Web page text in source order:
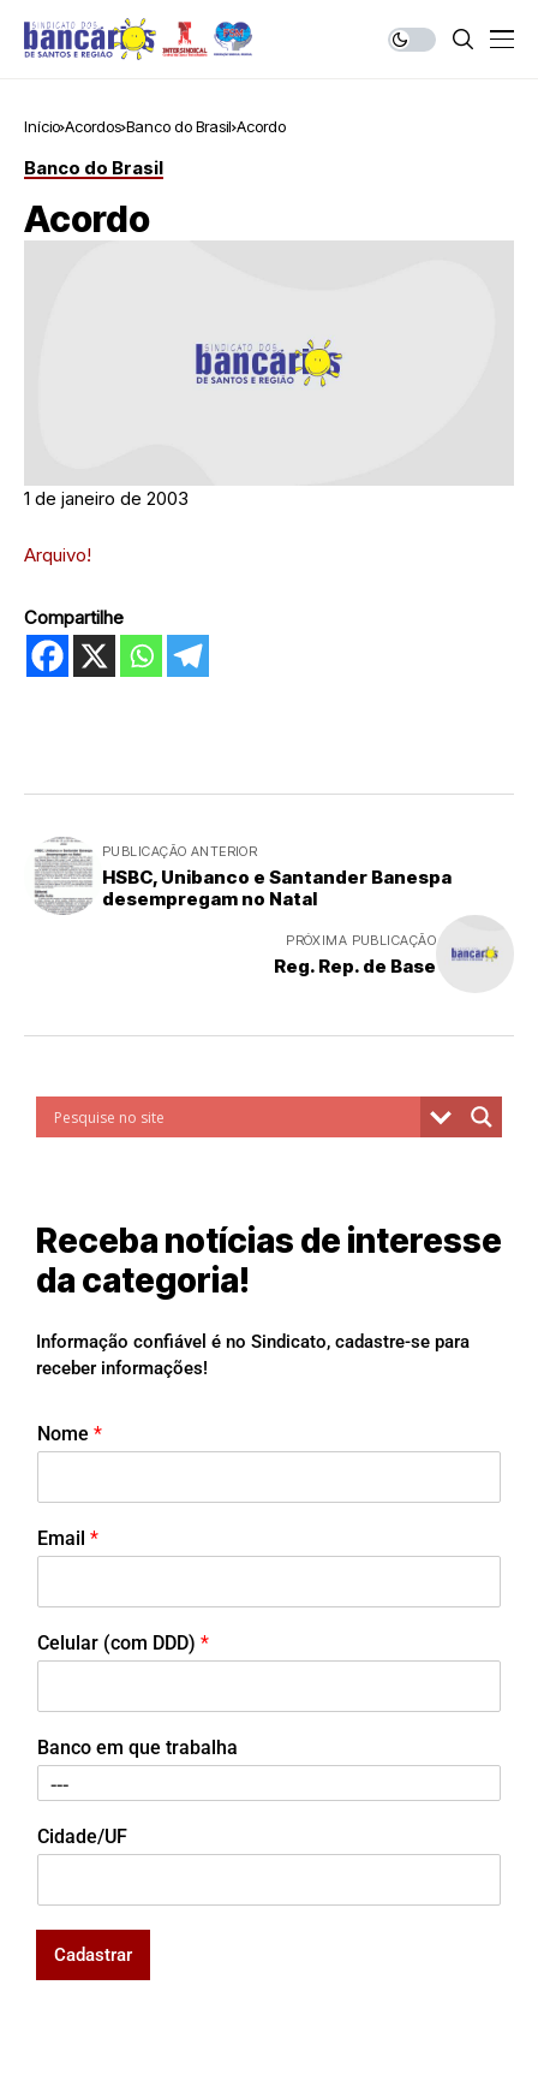
Início Acordos Banco do Brasil Acordo
Banco do Brasil
Acordo
1 de janeiro de 2003
Arquivo!
Compartilhe
PUBLICAÇÃO ANTERIOR
HSBC, Unibanco e Santander Banespa
desempregam no Natal
PRÓXIMA PUBLICAÇÃO
Reg. Rep. de Base
Receba notícias de interesse
da categoria!
Informação confiável é no Sindicato, cadastre-se para
receber informações!
Nome *
Email *
Celular (com DDD) *
Banco em que trabalha
Cidade/UF
Cadastrar